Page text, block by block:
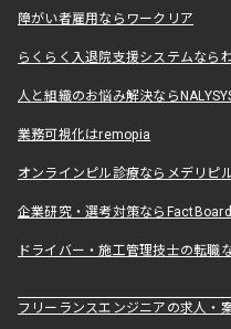
障がい者雇用ならワークリア
らくらく入退院支援システムなら
人と組織のお悩み解決なら
業務可視化はremopia
オンラインピル診療ならメデリピ
企業研究・選考対策なら
ドライバー・施工管理技士の転職
フリーランスエンジニアの求人・